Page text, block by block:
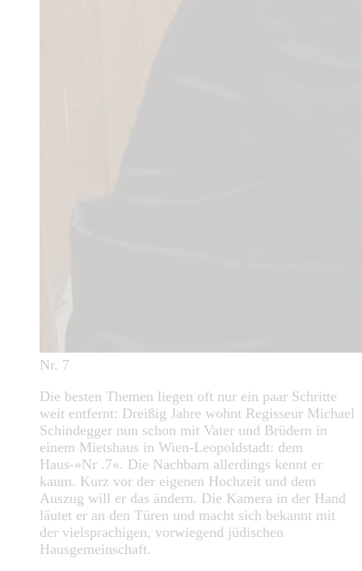
Nr. 7
Die besten Themen liegen oft nur ein paar Schritte
weit entfernt: Dreißig Jahre wohnt Regisseur Michael
Schindegger nun schon mit Vater und Brüdern in
einem Mietshaus in Wien-Leopoldstadt: dem
Haus-»Nr .7«. Die Nachbarn allerdings kennt er
kaum. Kurz vor der eigenen Hochzeit und dem
Auszug will er das ändern. Die Kamera in der Hand
läutet er an den Türen und macht sich bekannt mit
der vielsprachigen, vorwiegend jüdischen
Hausgemeinschaft.